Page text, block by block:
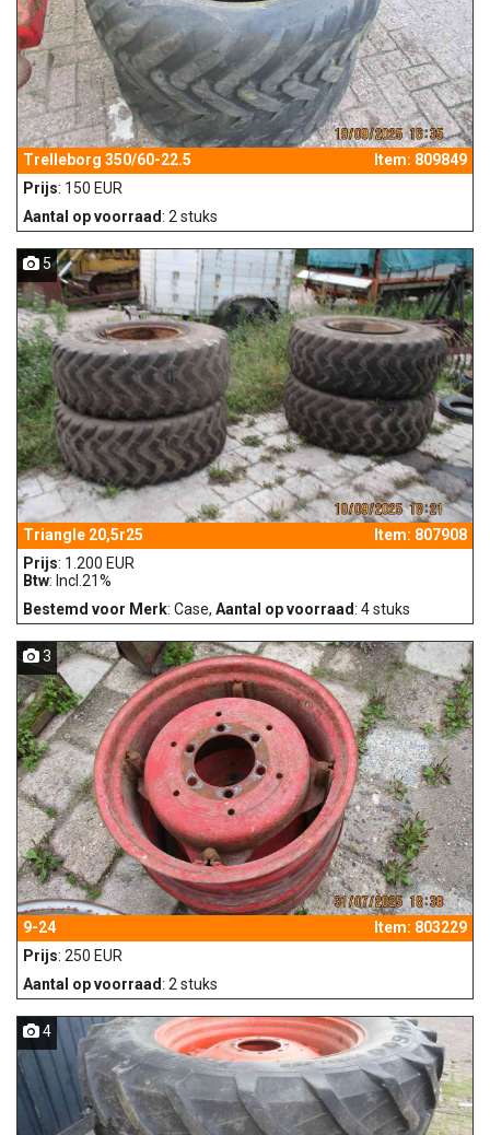
Trelleborg 350/60-22.5
Item: 809849
Prijs: 150 EUR
Aantal op voorraad: 2 stuks
5
Triangle 20,5r25
Item: 807908
Prijs: 1.200 EUR
Btw: Incl.21%
Bestemd voor Merk: Case, Aantal op voorraad: 4 stuks
3
9-24
Item: 803229
Prijs: 250 EUR
Aantal op voorraad: 2 stuks
4